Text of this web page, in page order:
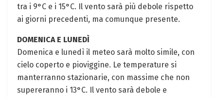
tra i 9°C e i 15°C. Il vento sarà più debole rispetto
ai giorni precedenti, ma comunque presente.
DOMENICA E LUNEDÌ
Domenica e lunedì il meteo sarà molto simile, con
cielo coperto e pioviggine. Le temperature si
manterranno stazionarie, con massime che non
supereranno i 13°C. Il vento sarà debole e